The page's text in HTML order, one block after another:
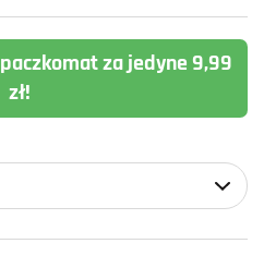
za jedyne 9,99
zł!